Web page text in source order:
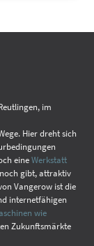
im
Hier dreht sich
eineWerkstatt
gibt, attraktiv
Vangerow ist die
internetfähigen
wie
Zukunftsmärkte